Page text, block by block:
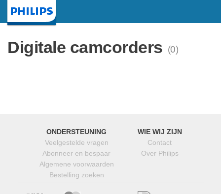
Digitale camcorders (0)
ONDERSTEUNING
Veelgestelde vragen
Abonneer en bespaar
Algemene voorwaarden
Bestelling zoeken
WIE WIJ ZIJN
Contact
Over Philips